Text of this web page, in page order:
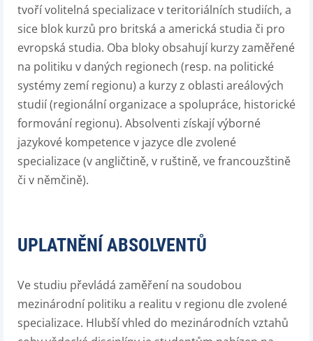
tvoří volitelná specializace v teritoriálních studiích, a
sice blok kurzů pro britská a americká studia či pro
evropská studia. Oba bloky obsahují kurzy zaměřené
na politiku v daných regionech (resp. na politické
systémy zemí regionu) a kurzy z oblasti areálových
studií (regionální organizace a spolupráce, historické
formování regionu). Absolventi získají výborné
jazykové kompetence v jazyce dle zvolené
specializace (v angličtině, v ruštině, ve francouzštině
či v němčině).
UPLATNĚNÍ ABSOLVENTŮ
Ve studiu převládá zaměření na soudobou
mezinárodní politiku a realitu v regionu dle zvolené
specializace. Hlubší vhled do mezinárodních vztahů